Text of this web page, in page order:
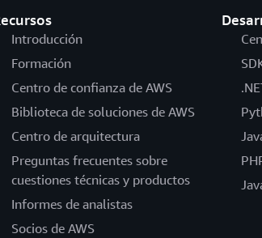
Introducción
Formación
Centro de confianza de AWS
Biblioteca de soluciones de AWS
Centro de arquitectura
Preguntas frecuentes sobre
cuestiones técnicas y productos
Informes de analistas
Socios de AWS